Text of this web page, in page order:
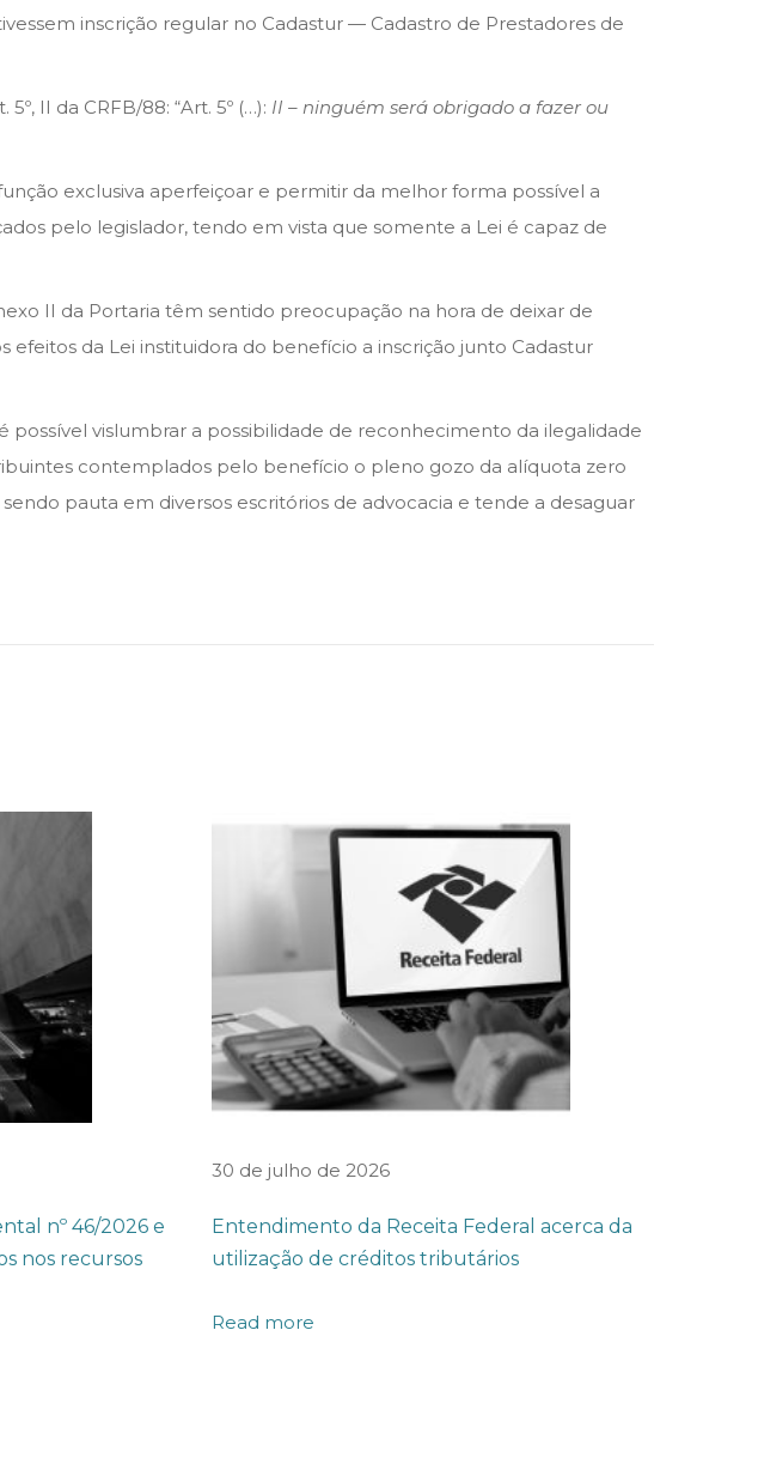
inscrição regular no Cadastur — Cadastro de Prestadores de
II da CRFB/88: “Art. 5º (…): II – ninguém será obrigado a fazer ou
exclusiva aperfeiçoar e permitir da melhor forma possível a
pelo legislador, tendo em vista que somente a Lei é capaz de
II da Portaria têm sentido preocupação na hora de deixar de
da Lei instituidora do benefício a inscrição junto Cadastur
vislumbrar a possibilidade de reconhecimento da ilegalidade
contemplados pelo benefício o pleno gozo da alíquota zero
pauta em diversos escritórios de advocacia e tende a desaguar
nº 46/2026 e
nos recursos
30 de julho de 2026
Entendimento da Receita Federal acerca da
utilização de créditos tributários
Read more